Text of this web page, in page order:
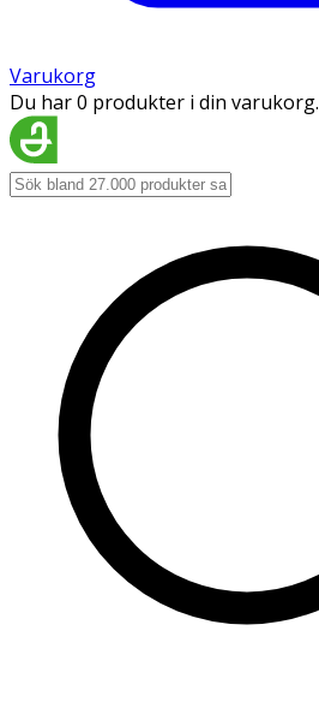
Varukorg
Du har 0 produkter i din varukorg.